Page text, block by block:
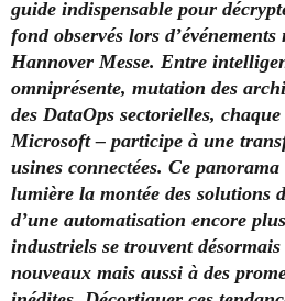
guide indispensable pour
fond observés lors
Hannover Messe. Entre
omniprésente, mutation des
des DataOps sectorielles,
Microsoft – participe à une
usines connectées. Ce
lumière la montée des solutions
d’une automatisation encore
industriels se trouvent
nouveaux mais aussi à des